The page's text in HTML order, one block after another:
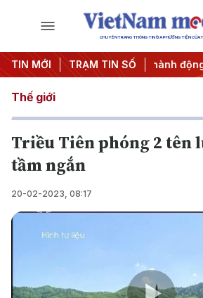
CHUYÊN TRANG THÔNG TIN ĐA PHƯƠNG TIỆN CỦA
TIN MỚI TRẠM TIN SỐ
#Đưa Nghị quyết thành hành động
Thế giới
Triều Tiên phóng 2 tên
tầm ngắn
20-02-2023, 08:17